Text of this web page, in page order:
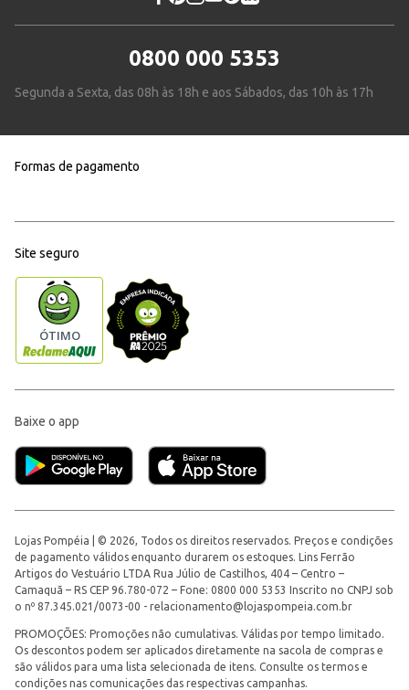
0800 000 5353
Segunda a Sexta, das 08h às 18h e aos Sábados, das 10h às 17h
Formas de pagamento
Site seguro
Baixe o app
Lojas Pompéia | © 2026, Todos os direitos reservados. Preços e condições
de pagamento válidos enquanto durarem os estoques. Lins Ferrão
Artigos do Vestuário LTDA Rua Júlio de Castilhos, 404 – Centro –
Camaquã – RS CEP 96.780-072 – Fone: 0800 000 5353 Inscrito no CNPJ sob
o nº 87.345.021/0073-00 - relacionamento@lojaspompeia.com.br
PROMOÇÕES: Promoções não cumulativas. Válidas por tempo limitado.
Os descontos podem ser aplicados diretamente na sacola de compras e
são válidos para uma lista selecionada de itens. Consulte os termos e
condições nas comunicações das respectivas campanhas.